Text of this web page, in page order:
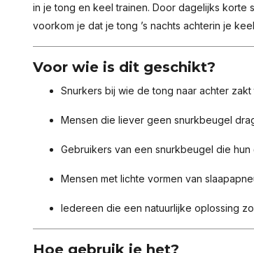
in je tong en keel trainen. Door dagelijks
voorkom je dat je tong ’s nachts achterin je
Voor wie is dit geschikt?
Snurkers bij wie de tong naar achter
Mensen die liever geen snurkbeugel
Gebruikers van een snurkbeugel die
Mensen met lichte vormen van
Iedereen die een natuurlijke oplossing
Hoe gebruik je het?